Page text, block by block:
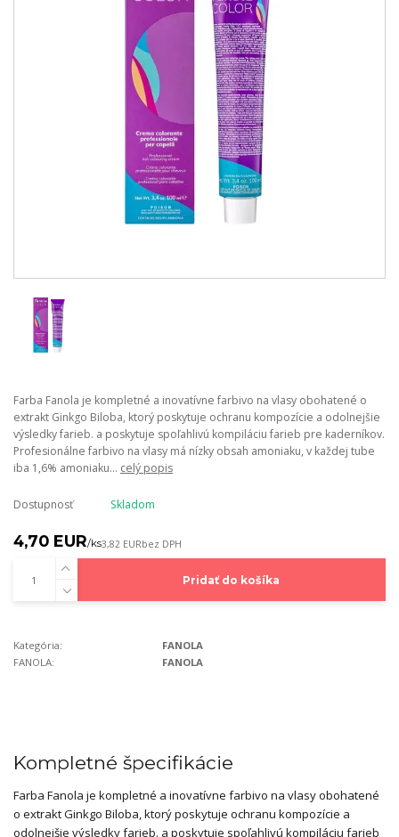
Farba Fanola je kompletné a inovatívne farbivo na vlasy obohatené o
extrakt Ginkgo Biloba, ktorý poskytuje ochranu kompozície a odolnejšie
výsledky farieb. a poskytuje spoľahlivú kompiláciu farieb pre kaderníkov.
Profesionálne farbivo na vlasy má nízky obsah amoniaku, v každej tube
iba 1,6% amoniaku... celý popis
Dostupnosť Skladom
4,70 EUR/ks3,82 EURbez DPH
Pridať do košíka
Kategória:
FANOLA
FANOLA:
FANOLA
Kompletné špecifikácie
Farba Fanola je kompletné a inovatívne farbivo na vlasy obohatené
o extrakt Ginkgo Biloba, ktorý poskytuje ochranu kompozície a
odolnejšie výsledky farieb. a poskytuje spoľahlivú kompiláciu farieb